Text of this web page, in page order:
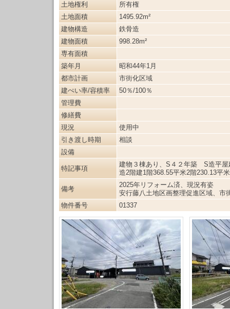
土地権利
所有権
土地面積
1495.92m²
建物構造
鉄骨造
建物面積
998.28m²
専有面積
築年月
昭和44年1月
都市計画
市街化区域
建ぺい率/容積率
50％/100％
管理費
修繕費
現況
使用中
引き渡し時期
相談
設備
特記事項
建物３棟あり、S４２年築 S造平屋
造2階建1階368.55平米2階230.13平米
備考
2025年リフォーム済、現況有姿
安行藤八土地区画整理促進区域、市
物件番号
01337